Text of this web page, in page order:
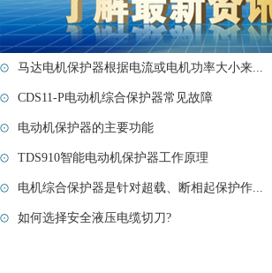
马达电机保护器根据电流或电机功率大小来...
CDS11-P电动机综合保护器常见故障
电动机保护器的主要功能
TDS910智能电动机保护器工作原理
电机综合保护器是针对超载、断相起保护作...
如何选择安全液压电缆切刀?